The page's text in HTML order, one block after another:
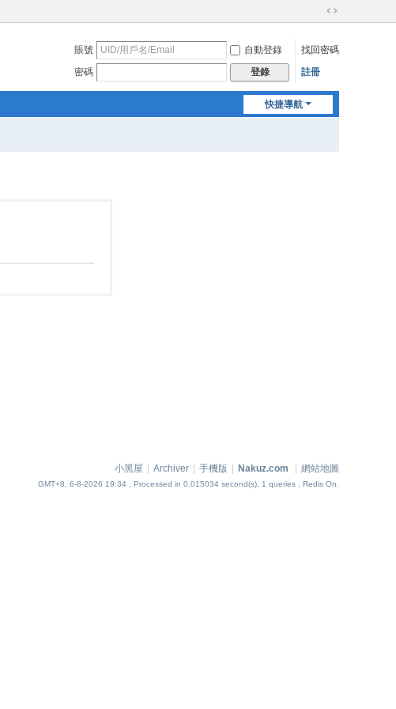
切
到
賬號 自動登錄
找回密碼
密碼
登錄 註冊
快捷導航
小黑屋 Archiver 手機版 Nakuz.com 網站地圖
GMT+8, 6-8-2026 19:34 , Processed in 0.015034 second(s), 1 queries , Redis On.